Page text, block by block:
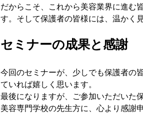
だからこそ、これから美容業界に進む
す。そして保護者の皆様には、温かく
セミナーの成果と感謝
今回のセミナーが、少しでも保護者の
ていれば嬉しく思います。
最後になりますが、ご参加いただいた
美容専門学校の先生方に、心より感謝